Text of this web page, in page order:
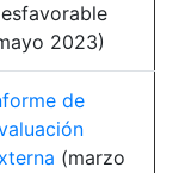
2023)
de
(marzo